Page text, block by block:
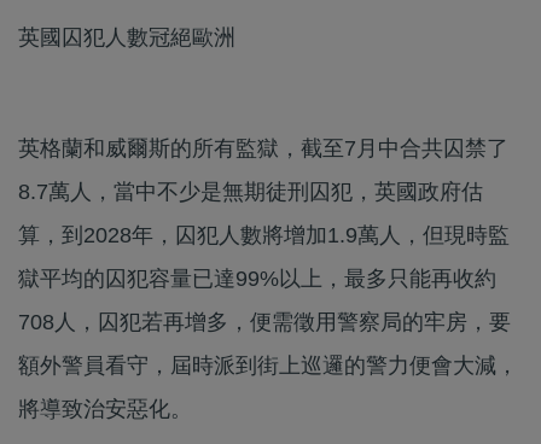
英國囚犯人數冠絕歐洲
英格蘭和威爾斯的所有監獄，截至7月中合共囚禁了
8.7萬人，當中不少是無期徒刑囚犯，英國政府估
算，到2028年，囚犯人數將增加1.9萬人，但現時監
獄平均的囚犯容量已達99%以上，最多只能再收約
708人，囚犯若再增多，便需徵用警察局的牢房，要
額外警員看守，屆時派到街上巡邏的警力便會大減，
將導致治安惡化。